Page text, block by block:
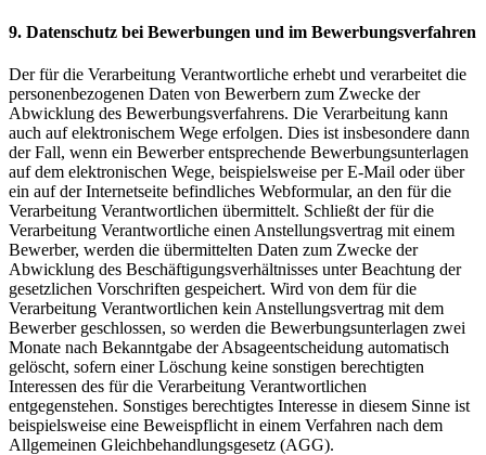
9. Datenschutz bei Bewerbungen und im Bewerbungsverfahren
Der für die Verarbeitung Verantwortliche erhebt und verarbeitet die
personenbezogenen Daten von Bewerbern zum Zwecke der
Abwicklung des Bewerbungsverfahrens. Die Verarbeitung kann
auch auf elektronischem Wege erfolgen. Dies ist insbesondere dann
der Fall, wenn ein Bewerber entsprechende Bewerbungsunterlagen
auf dem elektronischen Wege, beispielsweise per E-Mail oder über
ein auf der Internetseite befindliches Webformular, an den für die
Verarbeitung Verantwortlichen übermittelt. Schließt der für die
Verarbeitung Verantwortliche einen Anstellungsvertrag mit einem
Bewerber, werden die übermittelten Daten zum Zwecke der
Abwicklung des Beschäftigungsverhältnisses unter Beachtung der
gesetzlichen Vorschriften gespeichert. Wird von dem für die
Verarbeitung Verantwortlichen kein Anstellungsvertrag mit dem
Bewerber geschlossen, so werden die Bewerbungsunterlagen zwei
Monate nach Bekanntgabe der Absageentscheidung automatisch
gelöscht, sofern einer Löschung keine sonstigen berechtigten
Interessen des für die Verarbeitung Verantwortlichen
entgegenstehen. Sonstiges berechtigtes Interesse in diesem Sinne ist
beispielsweise eine Beweispflicht in einem Verfahren nach dem
Allgemeinen Gleichbehandlungsgesetz (AGG).